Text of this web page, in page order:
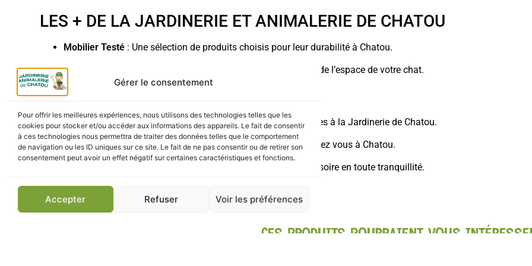
Gérer le consentement
Pour offrir les meilleures expériences, nous utilisons des technologies telles que les
cookies pour stocker et/ou accéder aux informations des appareils. Le fait de consentir
à ces technologies nous permettra de traiter des données telles que le comportement
de navigation ou les ID uniques sur ce site. Le fait de ne pas consentir ou de retirer son
consentement peut avoir un effet négatif sur certaines caractéristiques et fonctions.
Accepter Refuser Voir les préférences
LES + DE LA JARDINERIE ET ANIMALERIE DE CHATOU
Mobilier Testé : Une sélection de produits choisis pour leur durabilité à Chatou.
Conseils d’Experts : Aide personnalisée pour l’aménagement de l’espace de votre chat.
LIVRAISON ET RETRAIT
Retrait Click & Collect: Récupérez votre abri griffoir en 2 heures à la Jardinerie de Chatou.
Livraison Rapide: Recevez votre mobilier félin directement chez vous à Chatou.
: Stationnement facile pour charger cet accessoire en toute tranquillité.
CES PRODUITS POURRAIENT VOUS